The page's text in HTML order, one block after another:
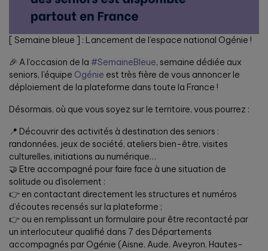
[ Semaine bleue ] : Lancement de l’espace national Ogénie !
🎉 A l’occasion de la #SemaineBleue, semaine dédiée aux
seniors, l’équipe Ogénie est très fière de vous annoncer le
déploiement de la plateforme dans toute la France !
Désormais, où que vous soyez sur le territoire, vous pourrez :
📍 Découvrir des activités à destination des seniors :
randonnées, jeux de société, ateliers bien-être, visites
culturelles, initiations au numérique…
🤝 Etre accompagné pour faire face à une situation de
solitude ou d’isolement :
👉 en contactant directement les structures et numéros
d’écoutes recensés sur la plateforme ;
👉 ou en remplissant un formulaire pour être recontacté par
un interlocuteur qualifié dans 7 des Départements
accompagnés par Ogénie (Aisne, Aude, Aveyron, Hautes-